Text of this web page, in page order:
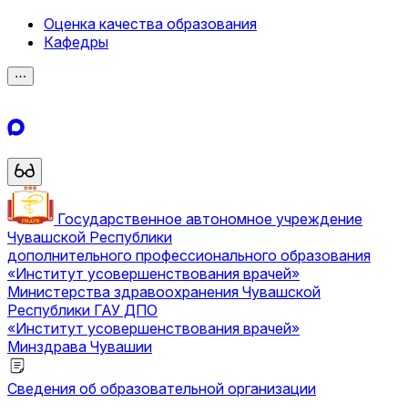
Оценка качества образования
Кафедры
⋯
Государственное автономное учреждение
Чувашской Республики
дополнительного профессионального образования
«Институт усовершенствования врачей»
Министерства здравоохранения Чувашской
Республики ГАУ ДПО
«Институт усовершенствования врачей»
Минздрава Чувашии
Сведения об образовательной организации